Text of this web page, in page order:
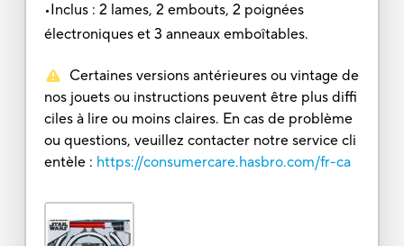
•Inclus : 2 lames, 2 embouts, 2 poignées
électroniques et 3 anneaux emboîtables.
Certaines versions antérieures ou vintage de
nos jouets ou instructions peuvent être plus diffi
ciles à lire ou moins claires. En cas de problème
ou questions, veuillez contacter notre service cli
entèle : https://consumercare.hasbro.com/fr-ca